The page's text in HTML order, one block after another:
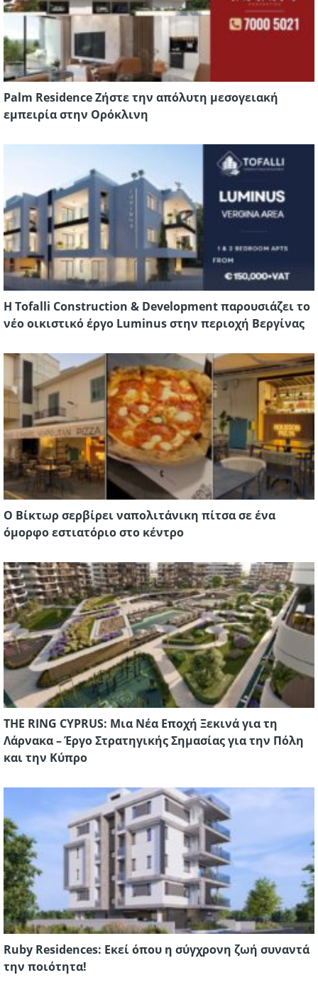
Palm Residence Ζήστε την απόλυτη μεσογειακή
εμπειρία στην Ορόκλινη
Η Tofalli Construction & Development παρουσιάζει το
νέο οικιστικό έργο Luminus στην περιοχή Βεργίνας
O Βίκτωρ σερβίρει ναπολιτάνικη πίτσα σε ένα
όμορφο εστιατόριο στο κέντρο
THE RING CYPRUS: Μια Νέα Εποχή Ξεκινά για τη
Λάρνακα – Έργο Στρατηγικής Σημασίας για την Πόλη
και την Κύπρο
Ruby Residences: Εκεί όπου η σύγχρονη ζωή συναντά
την ποιότητα!